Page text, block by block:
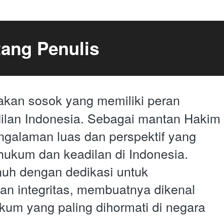
Penulis
sosok yang memiliki peran
Indonesia. Sebagai mantan Hakim
luas dan perspektif yang
dan keadilan di Indonesia.
dengan dedikasi untuk
integritas, membuatnya dikenal
yang paling dihormati di negara